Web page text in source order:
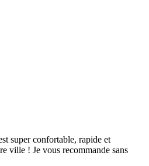
super confortable, rapide et
ville ! Je vous recommande sans